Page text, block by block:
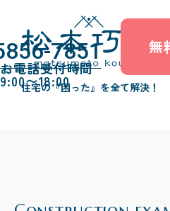
住宅の『困った』を全て解決！
無
7851
お電話受付時間
9:00〜18:00